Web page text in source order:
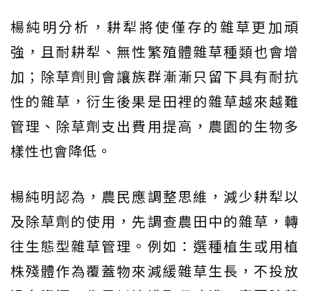
楊純明分析，耕犁將使僅存的雜草更加頑
強，且耐耕犁、無性繁殖體雜草種類也會增
加；除草劑則會讓族群漸漸只留下具有耐抗
性的雜草，衍生後果是田裡的雜草越來越難
管理、除草劑支出費用提高，農園的生物多
樣性也會降低。
楊純明認為，農民應調整思維，減少耕犁以
及除草劑的使用，先調查農田中的雜草，轉
往生態型雜草管理。例如：選種植生或用植
株殘體作為覆蓋物來減緩雜草生長，不投放